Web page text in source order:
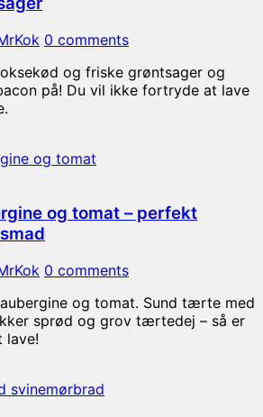
0 comments
og friske grøntsager og
på! Du vil ikke fortryde at lave
og tomat – perfekt
0 comments
og tomat. Sund tærte med
sprød og grov tærtedej – så er
lave!